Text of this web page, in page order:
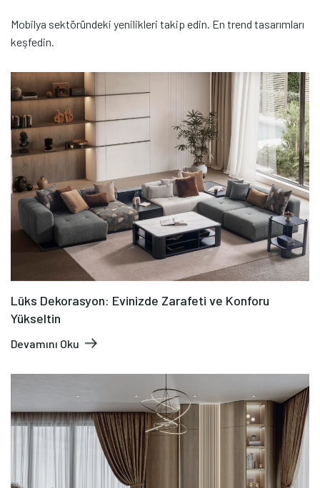
Mobilya sektöründeki yenilikleri takip edin. En trend tasarımları
keşfedin.
Lüks Dekorasyon: Evinizde Zarafeti ve Konforu
Yükseltin
Devamını Oku